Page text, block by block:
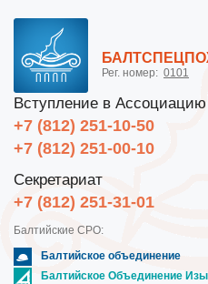
Рег. номер: 0101
Вступление в Ассоциацию
+7 (812) 251-10-50
+7 (812) 251-00-10
Секретариат
+7 (812) 251-31-01
Балтийские СРО:
Балтийское объединение
Балтийское Объединение